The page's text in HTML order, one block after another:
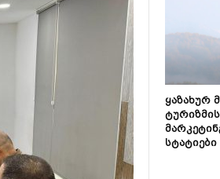
ყაზახურ